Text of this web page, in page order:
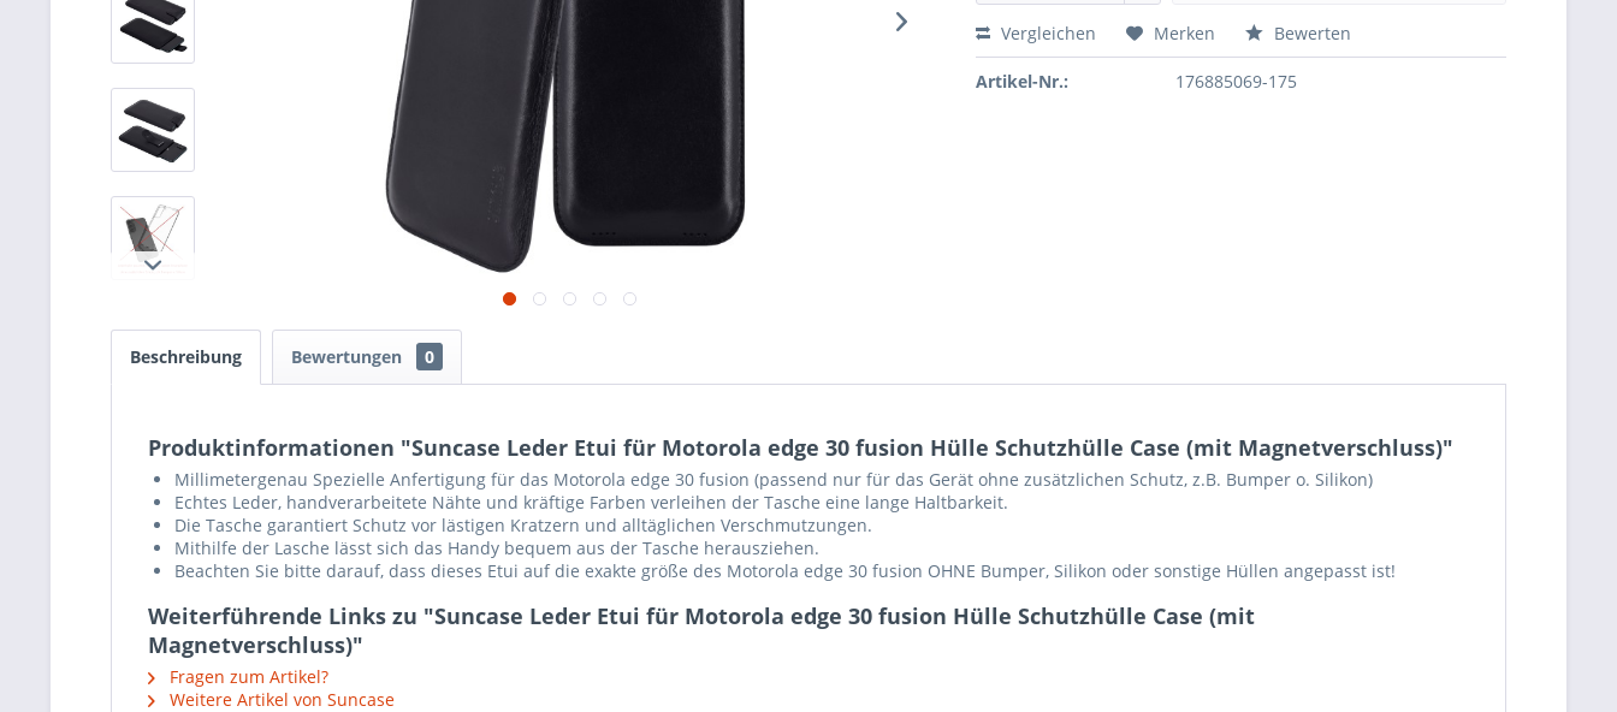
Vergleichen Merken Bewerten
Artikel-Nr.: 176885069-175
Beschreibung Bewertungen 0
Produktinformationen "Suncase Leder Etui für Motorola edge 30 fusion Hülle Schutzhülle Case (mit Magnetverschluss)"
Millimetergenau Spezielle Anfertigung für das Motorola edge 30 fusion (passend nur für das Gerät ohne zusätzlichen Schutz, z.B. Bumper o. Silikon)
Echtes Leder, handverarbeitete Nähte und kräftige Farben verleihen der Tasche eine lange Haltbarkeit.
Die Tasche garantiert Schutz vor lästigen Kratzern und alltäglichen Verschmutzungen.
Mithilfe der Lasche lässt sich das Handy bequem aus der Tasche herausziehen.
Beachten Sie bitte darauf, dass dieses Etui auf die exakte größe des Motorola edge 30 fusion OHNE Bumper, Silikon oder sonstige Hüllen angepasst ist!
Weiterführende Links zu "Suncase Leder Etui für Motorola edge 30 fusion Hülle Schutzhülle Case (mit
Magnetverschluss)"
Fragen zum Artikel?
Weitere Artikel von Suncase